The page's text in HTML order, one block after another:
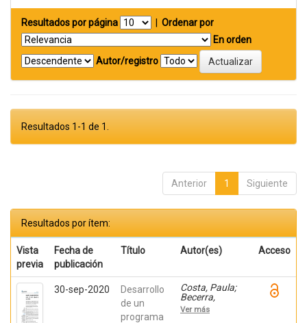
Resultados por página
Ordenar por
En orden
Autor/registro
Resultados 1-1 de 1.
Anterior 1 Siguiente
Resultados por ítem:
Vista
previa
Fecha de
publicación
Título Autor(es) Acceso
30-sep-2020
Desarrollo
de un
programa
Costa, Paula;
Becerra,
Viviana;
Becerra,
Ver más